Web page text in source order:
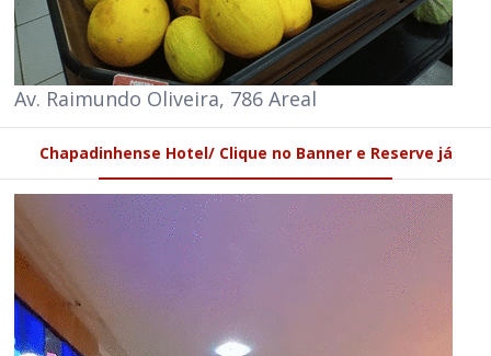
Av. Raimundo Oliveira, 786 Areal
Chapadinhense Hotel/ Clique no Banner e Reserve já